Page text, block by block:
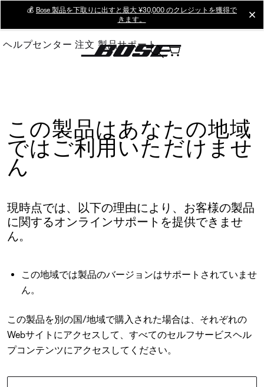
Main
💰 Bose 製品を下取りに出すと最大 ¥30,000 のクレジットを獲得で
きます。
ヘルプセンター 注文 製品サポート
この製品はあなたの地域
ではご利用いただけませ
ん
現時点では、以下の理由により、お客様の製品
に関するオンラインサポートを提供できませ
ん。
この地域では製品のバージョンはサポートされていませ
ん。
この製品を別の国/地域で購入された場合は、それぞれの
Webサイトにアクセスして、すべてのセルフサービスヘル
プコンテンツにアクセスしてください。